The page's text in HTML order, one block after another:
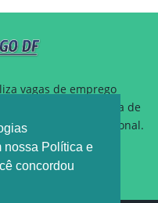
nossa Política e
concordou
vagas de emprego
que estão a procura de
profissional.